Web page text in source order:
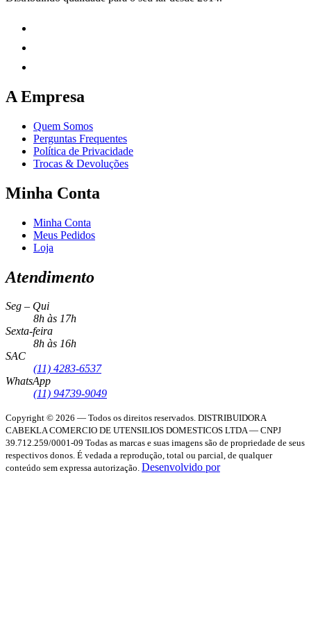
A Empresa
Quem Somos
Perguntas Frequentes
Política de Privacidade
Trocas & Devoluções
Minha Conta
Minha Conta
Meus Pedidos
Loja
Atendimento
Seg – Qui
8h às 17h
Sexta-feira
8h às 16h
SAC
(11) 4283-6537
WhatsApp
(11) 94739-9049
Copyright © 2026 — Todos os direitos reservados. DISTRIBUIDORA
CABEKLA COMERCIO DE UTENSILIOS DOMESTICOS LTDA — CNPJ
39.712.259/0001-09 Todas as marcas e suas imagens são de propriedade de seus
respectivos donos. É vedada a reprodução, total ou parcial, de qualquer
conteúdo sem expressa autorização. Desenvolvido por